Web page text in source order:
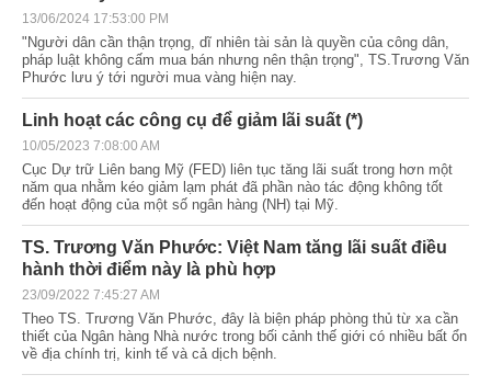
13/06/2024 17:53:00 PM
"Người dân cần thận trọng, dĩ nhiên tài sản là quyền của công dân,
pháp luật không cấm mua bán nhưng nên thận trọng", TS.Trương Văn
Phước lưu ý tới người mua vàng hiện nay.
Linh hoạt các công cụ để giảm lãi suất (*)
10/05/2023 7:08:00 AM
Cục Dự trữ Liên bang Mỹ (FED) liên tục tăng lãi suất trong hơn một
năm qua nhằm kéo giảm lạm phát đã phần nào tác động không tốt
đến hoạt động của một số ngân hàng (NH) tại Mỹ.
TS. Trương Văn Phước: Việt Nam tăng lãi suất điều
hành thời điểm này là phù hợp
23/09/2022 7:45:27 AM
Theo TS. Trương Văn Phước, đây là biện pháp phòng thủ từ xa cần
thiết của Ngân hàng Nhà nước trong bối cảnh thế giới có nhiều bất ổn
về địa chính trị, kinh tế và cả dịch bệnh.